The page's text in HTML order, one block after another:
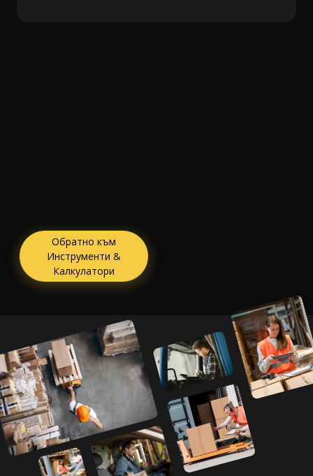
Обратно към
Инструменти &
Калкулатори